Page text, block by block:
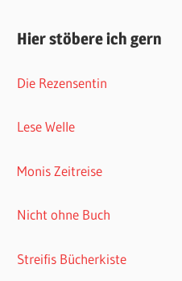
Hier stöbere ich gern
Die Rezensentin
Lese Welle
Monis Zeitreise
Nicht ohne Buch
Streifis Bücherkiste